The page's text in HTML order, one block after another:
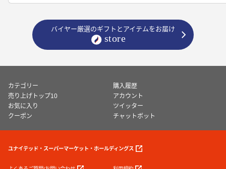
バイヤー厳選のギフトとアイテムをお届け
カテゴリー
購入履歴
売り上げトップ10
アカウント
お気に入り
ツイッター
クーポン
チャットボット
ユナイテッド・スーパーマーケット・ホールディングス